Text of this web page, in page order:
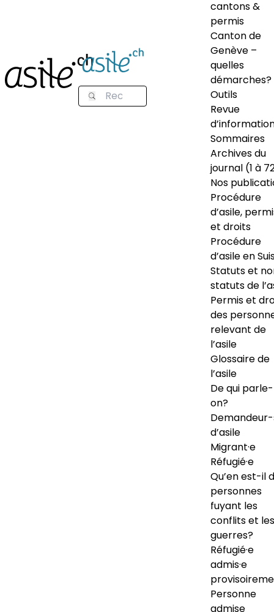
cantons &
permis
Canton de
Genève –
quelles
démarches?
Outils
Revue
Sommaires
Archives du
journal (1 à
Nos
Procédure
d’asile,
et droits
Procédure
d’asile en
Statuts et
statuts de
Permis et
des
relevant de
l’asile
Glossaire de
l’asile
De qui
on?
d’asile
Migrant·e
Réfugié·e
Qu’en est-il
personnes
fuyant les
conflits et les
guerres?
Réfugié·e
admis·e
Personne
admise